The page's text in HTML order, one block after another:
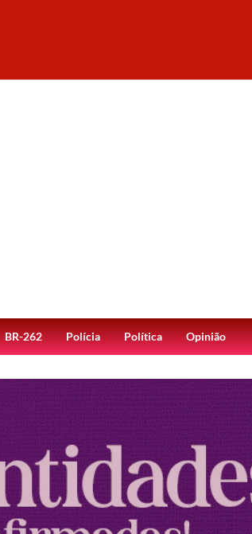
BR-262 Polícia Política Opinião